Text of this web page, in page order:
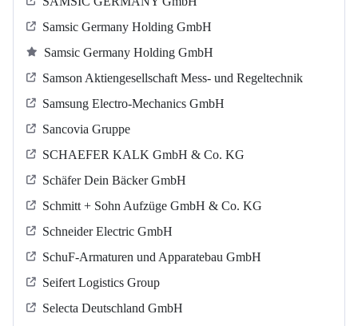
Samsic Germany Holding GmbH
Samsic Germany Holding GmbH
Samson Aktiengesellschaft Mess- und Regeltechnik
Samsung Electro-Mechanics GmbH
Sancovia Gruppe
SCHAEFER KALK GmbH & Co. KG
Schäfer Dein Bäcker GmbH
Schmitt + Sohn Aufzüge GmbH & Co. KG
Schneider Electric GmbH
SchuF-Armaturen und Apparatebau GmbH
Seifert Logistics Group
Selecta Deutschland GmbH